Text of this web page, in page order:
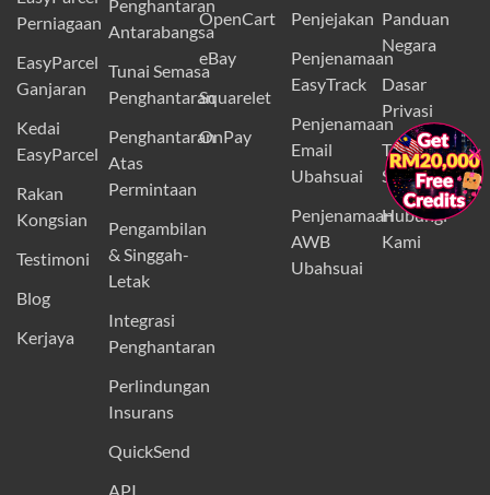
Perniagaan
EasyParcel
Ganjaran
Kedai
EasyParcel
Rakan
Kongsian
Testimoni
Blog
Kerjaya
Penghantaran
Antarabangsa
Tunai Semasa
Penghantaran
Penghantaran
Atas
Permintaan
Pengambilan
& Singgah-
Letak
Integrasi
Penghantaran
Perlindungan
Insurans
QuickSend
API
OpenCart
eBay
Squarelet
OnPay
Penjejakan
Penjenamaan
EasyTrack
Penjenamaan
Email
Ubahsuai
Penjenamaan
AWB
Ubahsuai
Panduan
Negara
Dasar
Privasi
Terma dan
Syarat
Hubungi
Kami
×